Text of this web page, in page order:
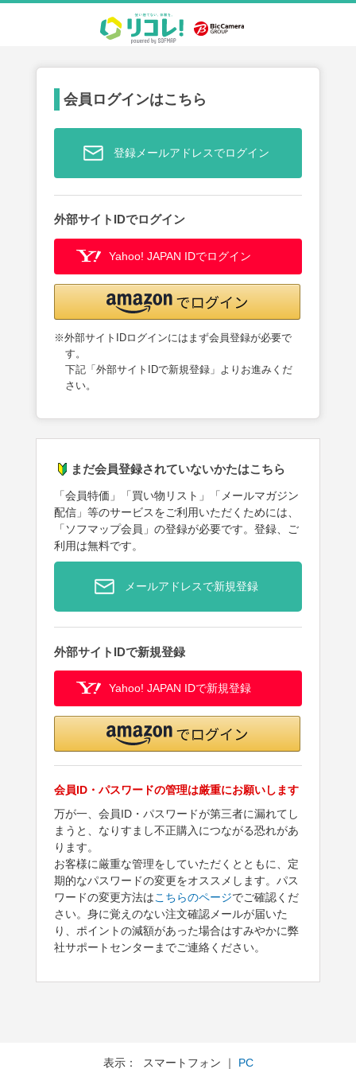
会員ログインはこちら
登録メールアドレスでログイン
外部サイトIDでログイン
Yahoo! JAPAN IDでログイン
※外部サイトIDログインにはまず会員登録が必要で
す。
下記「外部サイトIDで新規登録」よりお進みくだ
さい。
まだ会員登録されていないかたはこちら
「会員特価」「買い物リスト」「メールマガジン
配信」等のサービスをご利用いただくためには、
「ソフマップ会員」の登録が必要です。登録、ご
利用は無料です。
メールアドレスで新規登録
外部サイトIDで新規登録
Yahoo! JAPAN IDで新規登録
会員ID・パスワードの管理は厳重にお願いします
万が一、会員ID・パスワードが第三者に漏れてし
まうと、なりすまし不正購入につながる恐れがあ
ります。
お客様に厳重な管理をしていただくとともに、定
期的なパスワードの変更をオススメします。パス
ワードの変更方法はこちらのページでご確認くだ
さい。身に覚えのない注文確認メールが届いた
り、ポイントの減額があった場合はすみやかに弊
社サポートセンターまでご連絡ください。
表示： スマートフォン ｜ PC